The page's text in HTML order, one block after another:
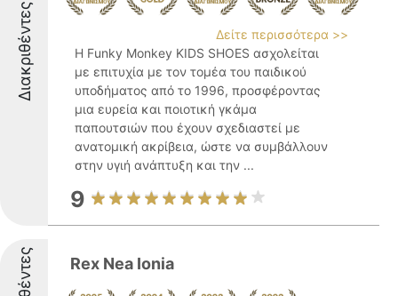
Διακριθέντες
Δείτε περισσότερα >>
Η Funky Monkey KIDS SHOES ασχολείται
με επιτυχία με τον τομέα του παιδικού
υποδήματος από το 1996, προσφέροντας
μια ευρεία και ποιοτική γκάμα
παπουτσιών που έχουν σχεδιαστεί με
ανατομική ακρίβεια, ώστε να συμβάλλουν
στην υγιή ανάπτυξη και την ...
9
Rex Nea Ionia